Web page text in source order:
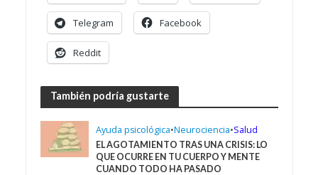
Telegram Facebook
Reddit
También podría gustarte
Ayuda psicológica•Neurociencia•Salud
EL AGOTAMIENTO TRAS UNA CRISIS: LO
QUE OCURRE EN TU CUERPO Y MENTE
CUANDO TODO HA PASADO